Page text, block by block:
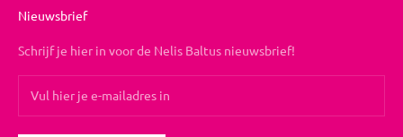
Nieuwsbrief
Schrijf je hier in voor de Nelis Baltus nieuwsbrief!